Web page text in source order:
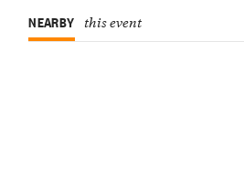
NEARBY this event